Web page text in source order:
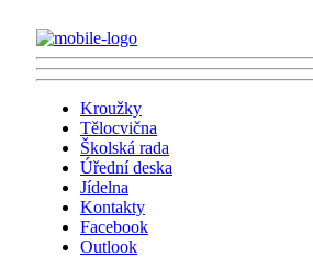
Kroužky
Tělocvična
Školská rada
Úřední deska
Jídelna
Kontakty
Facebook
Outlook